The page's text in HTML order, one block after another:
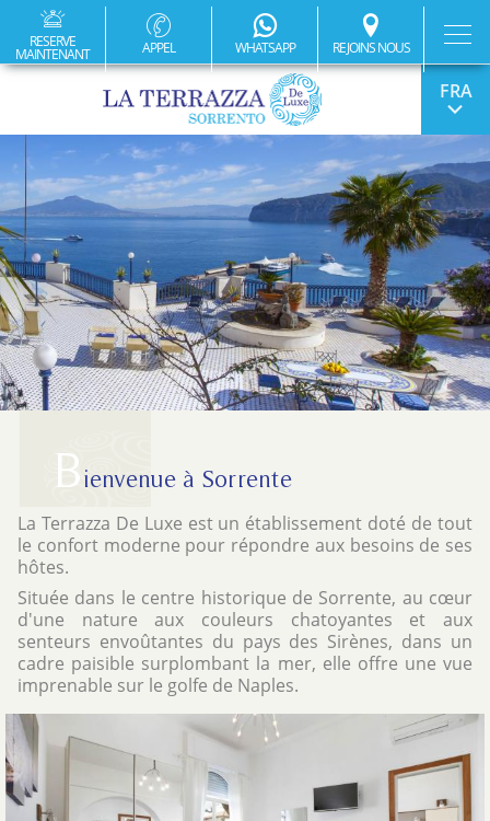
ITA
ENG
DEU
ESP
Bienvenue à Sorrente
La Terrazza De Luxe est un établissement doté de tout
le confort moderne pour répondre aux besoins de ses
hôtes.
Située dans le centre historique de Sorrente, au cœur
d'une nature aux couleurs chatoyantes et aux
senteurs envoûtantes du pays des Sirènes, dans un
cadre paisible surplombant la mer, elle offre une vue
imprenable sur le golfe de Naples.
RESERVE
MAINTENANT APPEL WHATSAPP REJOINS NOUS